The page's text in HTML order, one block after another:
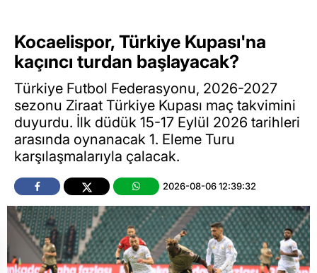
Kocaelispor, Türkiye Kupası'na
kaçıncı turdan başlayacak?
Türkiye Futbol Federasyonu, 2026-2027
sezonu Ziraat Türkiye Kupası maç takvimini
duyurdu. İlk düdük 15-17 Eylül 2026 tarihleri
arasında oynanacak 1. Eleme Turu
karşılaşmalarıyla çalacak.
2026-08-06 12:39:32